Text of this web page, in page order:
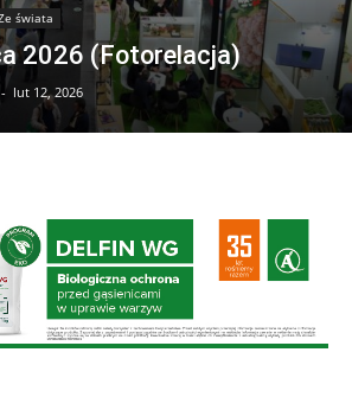
świata
2026 (Fotorelacja)
lut 12, 2026